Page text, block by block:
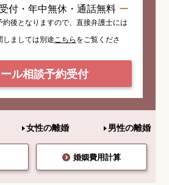
判
子の監護者の指定調停について
ついて
養育費の請求に関するよくあるご質問
について
養育費が支払われない場合の対処法は？6つの方法や注意点など
など解説
養育費未払い対応は弁護士にお任せ下さい
）
年収500万円の養育費相場はいくら？【子供の人数・年齢別 早見表付き】
め方など
年収300万円の養育費の相場｜子供の人数・年齢別ケース
どを解説
親権を放棄することはできる？認められるケースや申立て方法を解説
付・年中無休・通話無料
後となりますので、 直接弁護士には
しましては別途こちらをご覧くださ
ル相談予約受付
女性の離婚 男性の離婚
婚姻費用計算